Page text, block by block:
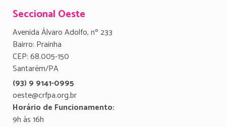
Seccional Oeste
Avenida Álvaro Adolfo, nº 233
Bairro: Prainha
CEP: 68.005-150
Santarém/PA
(93) 9 9141-0995
oeste@crfpa.org.br
Horário de Funcionamento:
9h às 16h